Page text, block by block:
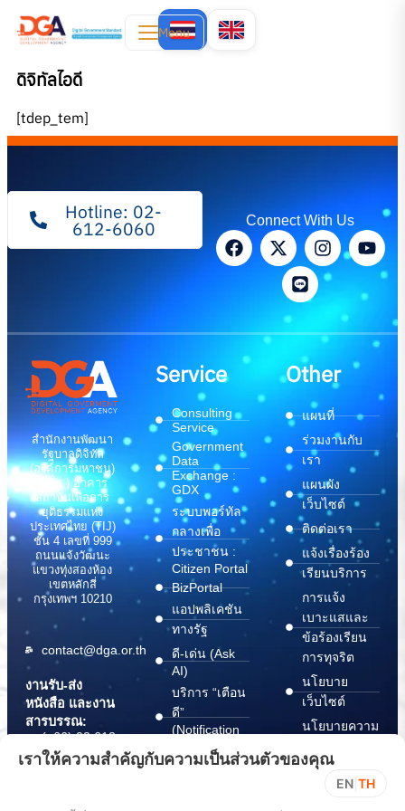
Menu
ดิจิทัลไอดี
[tdep_tem]
Hotline: 02-
612-6060 Connect With Us
สำนักงานพัฒนา
รัฐบาลดิจิทัล
(องค์การมหาชน)
(สพร.) อาคาร
สถาบันเพื่อการ
ยุติธรรมแห่ง
ประเทศไทย (TIJ)
ชั้น 4 เลขที่ 999
ถนนแจ้งวัฒนะ
แขวงทุ่งสองห้อง
เขตหลักสี่
กรุงเทพฯ 10210
contact@dga.or.th
งานรับ-ส่ง
หนังสือ และงาน
สารบรรณ:
(+66) 02 612
6000
saraban@dga.or.th
Service
Consulting
Service
Government
Data
Exchange :
GDX
ระบบพอร์ทัล
กลางเพื่อ
ประชาชน :
Citizen Portal
BizPortal
แอปพลิเคชัน
ทางรัฐ
ดี-เด่น (Ask
AI)
บริการ “เตือน
ดี”
(Notification
บริการ
Other
แผนที่
ร่วมงานกับ
เรา
แผนผัง
เว็บไซต์
ติดต่อเรา
แจ้งเรื่องร้อง
เรียนบริการ
การแจ้ง
เบาะแสและ
ข้อร้องเรียน
การทุจริต
นโยบาย
เว็บไซต์
นโยบายความ
ปลอดภัย
สารสนเทศ
เราให้ความสำคัญกับความเป็นส่วนตัวของคุณ
EN TH